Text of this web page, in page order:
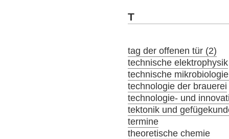
T
tag der offenen tür (2)
technische elektrophysik
technische
technologie der brauerei
technologie- und
tektonik und
termine
theoretische chemie